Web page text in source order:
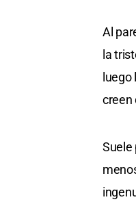
Al
la
creen
Suele